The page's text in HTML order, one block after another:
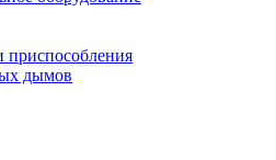
приспособления
дымов